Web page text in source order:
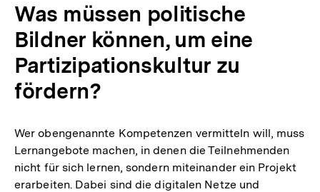
Was müssen politische
Bildner können, um eine
Partizipationskultur zu
fördern?
Wer obengenannte Kompetenzen vermitteln will, muss
Lernangebote machen, in denen die Teilnehmenden
nicht für sich lernen, sondern miteinander ein Projekt
erarbeiten. Dabei sind die digitalen Netze und